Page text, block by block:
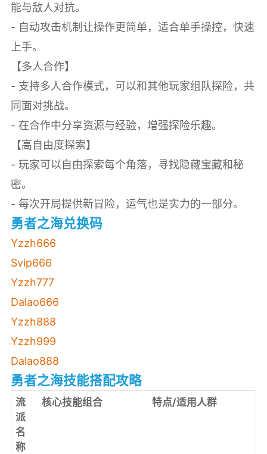
能与敌人对抗。
- 自动攻击机制让操作更简单，适合单手操控，快速
上手。
【多人合作】
- 支持多人合作模式，可以和其他玩家组队探险，共
同面对挑战。
- 在合作中分享资源与经验，增强探险乐趣。
【高自由度探索】
- 玩家可以自由探索每个角落，寻找隐藏宝藏和秘
密。
- 每次开局提供新冒险，运气也是实力的一部分。
勇者之海兑换码
Yzzh666
Svip666
Yzzh777
Dalao666
Yzzh888
Yzzh999
Dalao888
勇者之海技能搭配攻略
流
派
名
称
核心技能组合 特点/适用人群